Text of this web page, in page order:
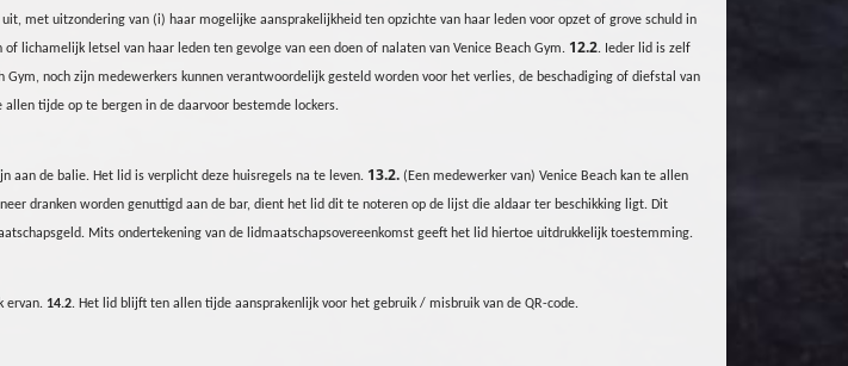
met uitzondering van (i) haar mogelijke aansprakelijkheid ten opzichte van haar leden voor opzet of grove schuld in
lichamelijk letsel van haar leden ten gevolge van een doen of nalaten van Venice Beach Gym. 12.2. Ieder lid is zelf
Gym, noch zijn medewerkers kunnen verantwoordelijk gesteld worden voor het verlies, de beschadiging of diefstal van
tijde op te bergen in de daarvoor bestemde lockers.
aan de balie. Het lid is verplicht deze huisregels na te leven. 13.2. (Een medewerker van) Venice Beach kan te allen
dranken worden genuttigd aan de bar, dient het lid dit te noteren op de lijst die aldaar ter beschikking ligt. Dit
Mits ondertekening van de lidmaatschapsovereenkomst geeft het lid hiertoe uitdrukkelijk toestemming.
ervan. 14.2. Het lid blijft ten al en tijde aansprakenlijk voor het gebruik / misbruik van de QR-code.